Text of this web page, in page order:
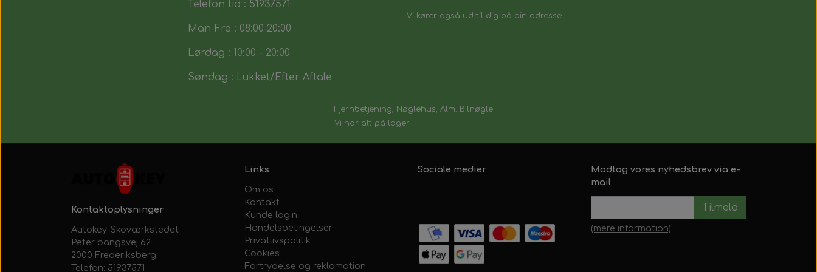
Telefon tid : 51937571
Man-Fre : 08:00-20:00
Lørdag : 10:00 - 20:00
Søndag : Lukket/Efter Aftale
Vi kører også ud til dig på din adresse !
Fjernbetjening, Nøglehus, Alm. Bilnøgle
Vi har alt på lager !
Kontaktoplysninger
Autokey-Skoværkstedet
Peter bangsvej 62
2000 Frederiksberg
Telefon: 51937571
Links
Om os
Kontakt
Kunde login
Handelsbetingelser
Privatlivspolitik
Cookies
Fortrydelse og reklamation
Sociale medier
Modtag vores nyhedsbrev via e-
mail
Tilmeld
(mere information)